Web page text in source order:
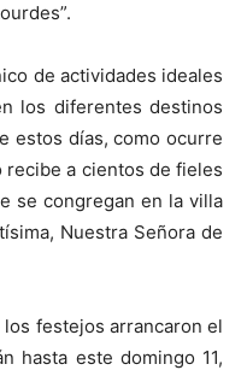
de actividades ideales
los diferentes destinos
estos días, como ocurre
recibe a cientos de fieles
se congregan en la villa
Nuestra Señora de
festejos arrancaron el
hasta este domingo 11,